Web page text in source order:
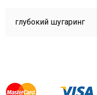
глубокий шугаринг